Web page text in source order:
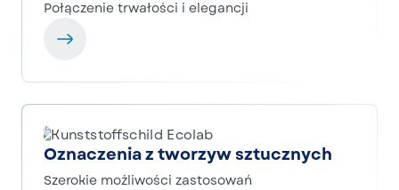
Połączenie trwałości i elegancji
Oznaczenia z tworzyw sztucznych
Szerokie możliwości zastosowań